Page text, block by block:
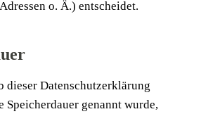
o. Ä.) entscheidet.
die­ser Daten­schutz­er­klä­rung
Spei­cher­dau­er genannt wur­de,